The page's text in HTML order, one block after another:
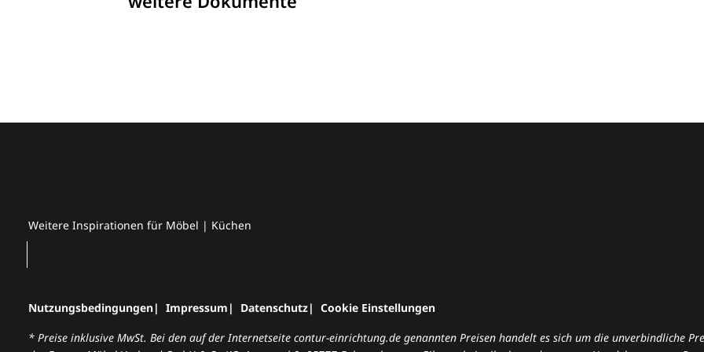
Weitere Inspirationen für Möbel | Küchen
Nutzungsbedingungen Impressum Datenschutz
Cookie Einstellungen
* Preise inklusive MwSt. Bei den auf der Internetseite contur-einrichtung.de genannten Preisen handelt es sich um die unverbindliche